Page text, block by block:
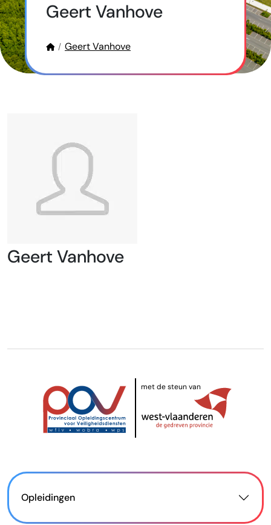
Geert Vanhove
Geert Vanhove
Geert Vanhove
met de steun van
Opleidingen